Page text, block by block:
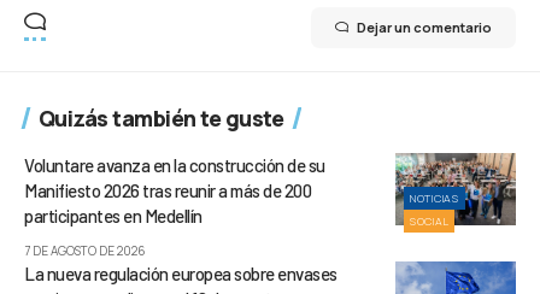
Dejar un comentario
Quizás también te guste
NOTICIAS
SOCIAL
Voluntare avanza en la construcción de su
Manifiesto 2026 tras reunir a más de 200
participantes en Medellín
7 DE AGOSTO DE 2026
La nueva regulación europea sobre envases